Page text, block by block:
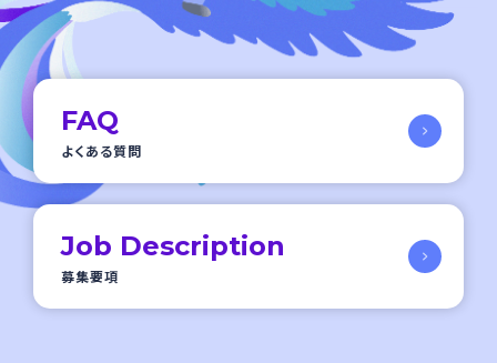
FAQ
よくある質問
Job Description
募集要項